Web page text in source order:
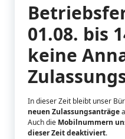
01.08. bis
keine
In dieser Zeit bleibt unser
neuen Zulassungsanträge
Auch die Mobilnummern
dieser Zeit deaktiviert.